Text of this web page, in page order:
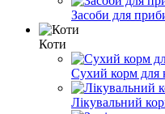
Засоби для
Коти
Сухий корм для
Лікувальний